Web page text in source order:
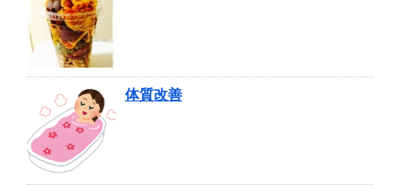
体質改善